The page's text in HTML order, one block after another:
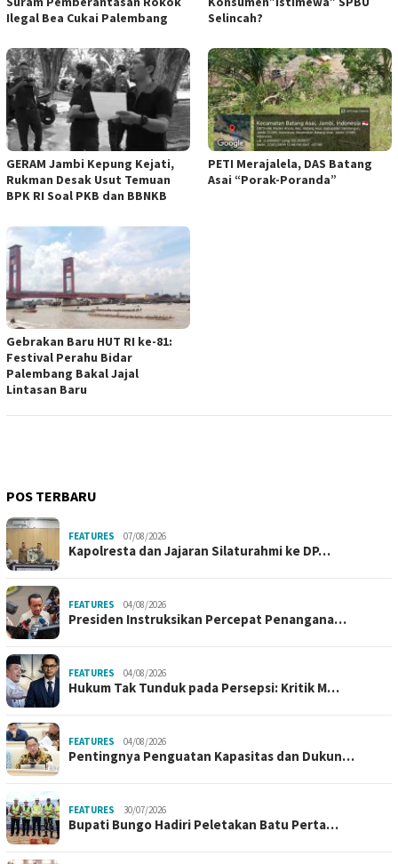
Ilegal Bea Cukai Palembang
Selincah?
GERAM Jambi Kepung Kejati,
Rukman Desak Usut Temuan
BPK RI Soal PKB dan BBNKB
PETI Merajalela, DAS Batang
Asai “Porak-Poranda”
Gebrakan Baru HUT RI ke-81:
Festival Perahu Bidar
Palembang Bakal Jajal
Lintasan Baru
POS TERBARU
FEATURES 07/08/2026
Kapolresta dan Jajaran Silaturahmi ke DP…
FEATURES 04/08/2026
Presiden Instruksikan Percepat Penangana…
FEATURES 04/08/2026
Hukum Tak Tunduk pada Persepsi: Kritik M…
FEATURES 04/08/2026
Pentingnya Penguatan Kapasitas dan Dukun…
FEATURES 30/07/2026
Bupati Bungo Hadiri Peletakan Batu Perta…